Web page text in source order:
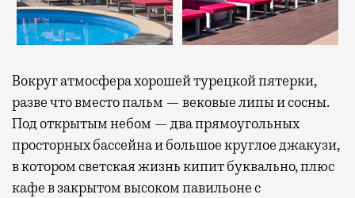
Вокруг атмосфера хорошей турецкой пятерки,
разве что вместо пальм — вековые липы и сосны.
Под открытым небом — два прямоугольных
просторных бассейна и большое круглое джакузи,
в котором светская жизнь кипит буквально, плюс
кафе в закрытом высоком павильоне с